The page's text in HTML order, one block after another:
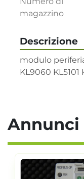
Descrizione
modulo
KL9060 KL5101
magazzino